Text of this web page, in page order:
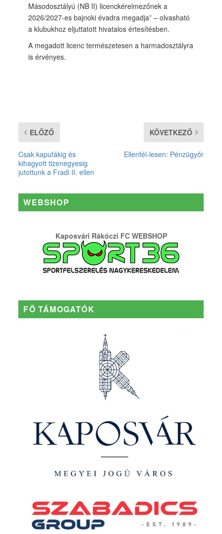
Másodosztályú (NB II) licenckérelmezőnek a
2026/2027-es bajnoki évadra megadja” – olvasható
a klubukhoz eljuttatott hivatalos értesítésben.
A megadott licenc természetesen a harmadosztályra
is érvényes.
ELŐZŐ
Csak kapufákig és
kihagyott tizenegyesig
jutottunk a Fradi II. ellen
KÖVETKEZŐ
Ellenfél-lesen: Pénzügyőr
WEBSHOP
Kaposvári Rákóczi FC WEBSHOP
FŐ TÁMOGATÓK